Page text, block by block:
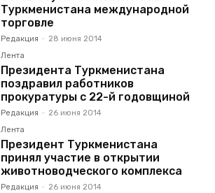
Туркменистана международной
торговле
Редакция - 28 июня 2014
Лента
Президента Туркменистана
поздравил работников
прокуратуры с 22-й годовщиной
Редакция - 26 июня 2014
Лента
Президент Туркменистана
принял участие в открытии
животноводческого комплекса
Редакция - 26 июня 2014